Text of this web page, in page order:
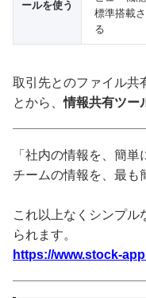
ールを使う
標準搭載
る
取引先とのファイル共
とから、情報共有ツー
「社内の情報を、簡単
チームの情報を、最も
これ以上なくシンプル
られます。
https://www.stock-